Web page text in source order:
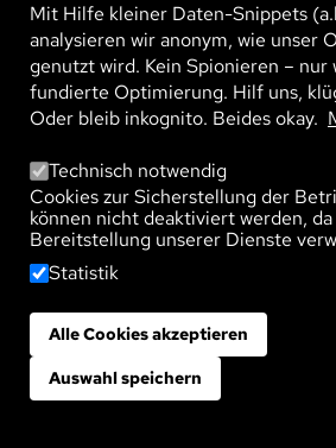
TAGS
Welches Thema
Bild
EMOTIONEN
MENTAL GESUND
Ablenken oder Neu-
verschiedene
negativen Emotionen – ...
Mit Hilfe kleiner Daten-Snippets
analysieren wir anonym, wie unser
genutzt wird. Kein Spionieren – nur
fundierte Optimierung. Hilf uns,
Oder bleib inkognito. Beides okay.
Technisch notwendig
Cookies zur Sicherstellung der
können nicht deaktiviert werden,
Bereitstellung unserer Dienste
Statistik
Alle Cookies akzeptieren
Auswahl speichern
Zustimmung zurückziehen